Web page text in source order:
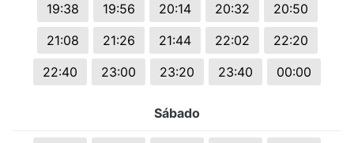
19:38
19:56 20:14 20:32
20:50
21:08
21:26 21:44 22:02
22:20
22:40
23:00 23:20 23:40 00:00
Sábado